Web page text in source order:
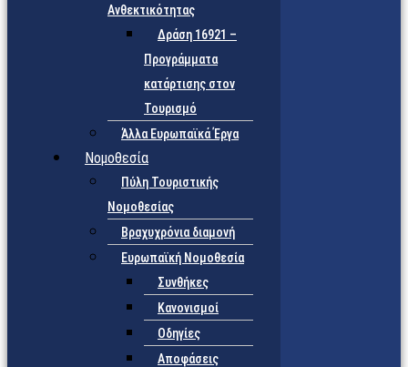
Ανθεκτικότητας
Δράση 16921 –
Προγράμματα
κατάρτισης στον
Τουρισμό
Άλλα Ευρωπαϊκά Έργα
Νομοθεσία
Πύλη Τουριστικής
Νομοθεσίας
Βραχυχρόνια διαμονή
Ευρωπαϊκή Νομοθεσία
Συνθήκες
Κανονισμοί
Οδηγίες
Αποφάσεις